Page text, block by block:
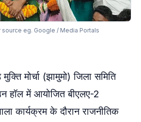
eg. Google / Media Portals
मोर्चा (झामुमो) जिला समिति
हॉल में आयोजित बीएलए-2
कार्यक्रम के दौरान राजनीतिक